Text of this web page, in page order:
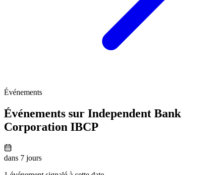
Événements
Événements sur Independent Bank
Corporation IBCP
dans 7 jours